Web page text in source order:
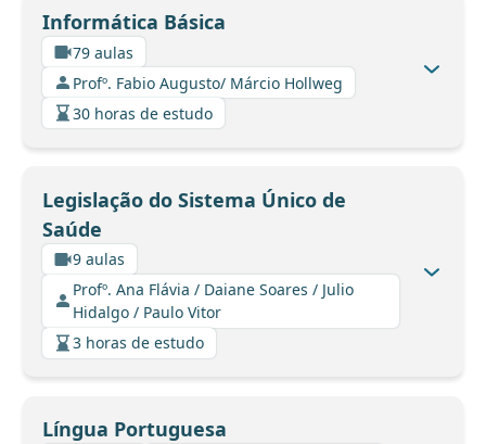
Informática Básica
79 aulas
Profº. Fabio Augusto/ Márcio Hollweg
30 horas de estudo
Legislação do Sistema Único de
Saúde
9 aulas
Profº. Ana Flávia / Daiane Soares / Julio
Hidalgo / Paulo Vitor
3 horas de estudo
Língua Portuguesa